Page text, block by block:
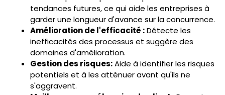
tendances futures, ce qui aide les entreprises à
garder une longueur d'avance sur la concurrence.
Amélioration de l'efficacité :Détecte les
inefficacités des processus et suggère des
domaines d'amélioration.
Gestion des risques:Aide à identifier les risques
potentiels et à les atténuer avant qu'ils ne
s'aggravent.